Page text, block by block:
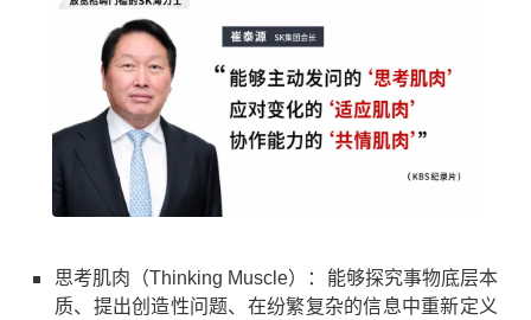
思考肌肉（Thinking Muscle）：能够探究事物底层本
质、提出创造性问题、在纷繁复杂的信息中重新定义